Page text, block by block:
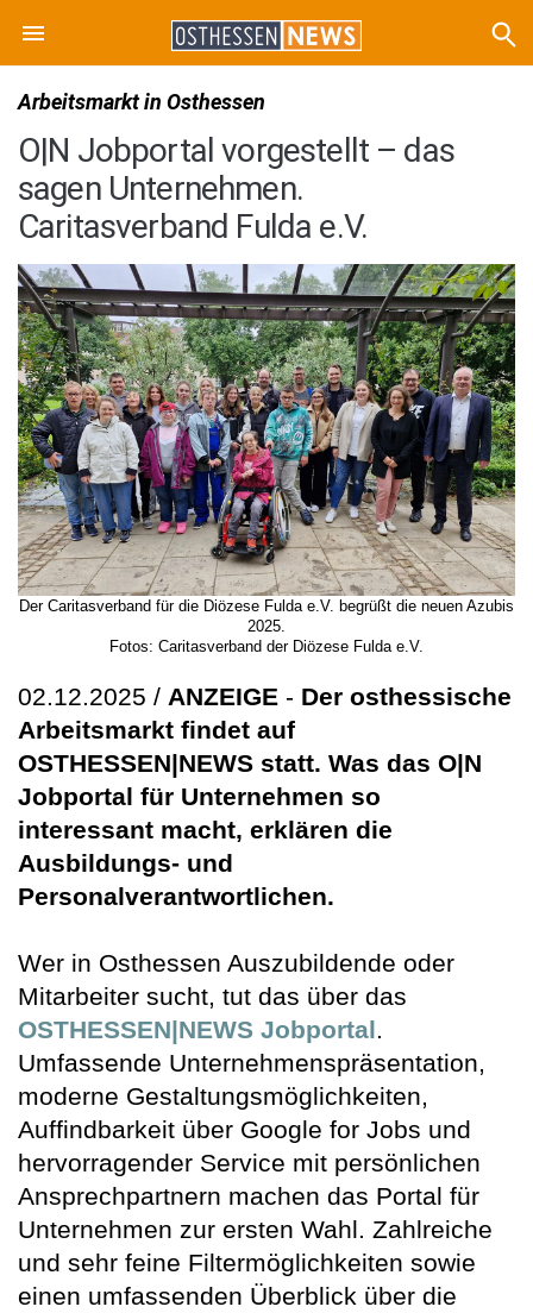
Arbeitsmarkt in Osthessen
O|N Jobportal vorgestellt – das
sagen Unternehmen.
Caritasverband Fulda e.V.
Der Caritasverband für die Diözese Fulda e.V. begrüßt die neuen Azubis
2025.
Fotos: Caritasverband der Diözese Fulda e.V.
02.12.2025 / ANZEIGE - Der osthessische
Arbeitsmarkt findet auf
OSTHESSEN|NEWS statt. Was das O|N
Jobportal für Unternehmen so
interessant macht, erklären die
Ausbildungs- und
Personalverantwortlichen.
Wer in Osthessen Auszubildende oder
Mitarbeiter sucht, tut das über das
OSTHESSEN|NEWS Jobportal
Umfassende Unternehmenspräsentation,
moderne Gestaltungsmöglichkeiten,
Auffindbarkeit über Google for Jobs und
hervorragender Service mit persönlichen
Ansprechpartnern machen das Portal für
Unternehmen zur ersten Wahl. Zahlreiche
und sehr feine Filtermöglichkeiten sowie
einen umfassenden Überblick über die